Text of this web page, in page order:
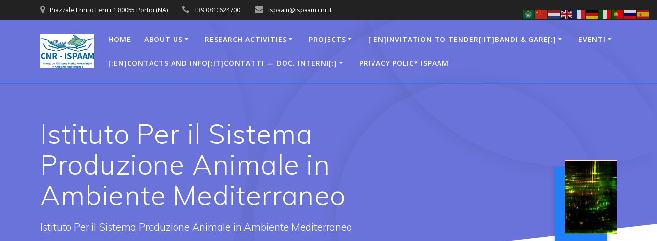
al
Piazzale Enrico Fermi 1 80055 Portici (NA) +39 0810624700 ispaam@ispaam.cnr.it
HOME ABOUT US RESEARCH ACTIVITIES PROJECTS [:EN]INVITATION TO TENDER[:IT]BANDI & GARE[:] EVENTI
[:EN]CONTACTS AND INFO[:IT]CONTATTI — DOC. INTERNI[:] PRIVACY POLICY ISPAAM
Istituto Per il Sistema
Produzione Animale in
Ambiente Mediterraneo
Istituto Per il Sistema Produzione Animale in Ambiente Mediterraneo